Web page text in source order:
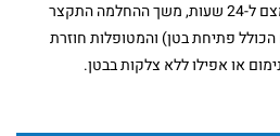
כירורגית, משך האשפוז הצטמצם ל-24 שעות, משך ההחלמה התקצר
פתיחת בטן) והמטופלות חוזרת
או אפילו ללא צלקות בבטן.